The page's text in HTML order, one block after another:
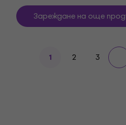
Зареждане на още
1 2 3